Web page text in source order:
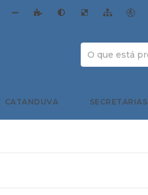
CATANDUVA SECRETARIAS